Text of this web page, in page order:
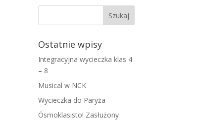
Ostatnie wpisy
Integracyjna wycieczka klas 4
– 8
Musical w NCK
Wycieczka do Paryża
Ósmoklasisto! Zasłużony